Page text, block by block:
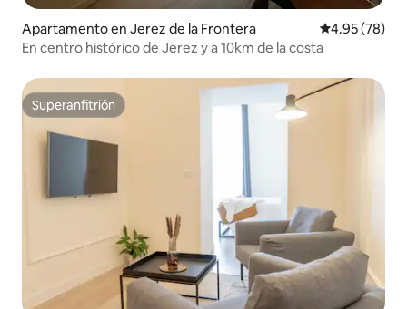
Apartamento en Jerez de la Frontera Calificación
4.95 (78)
En centro histórico de Jerez y a 10km de la costa
Superanfitrión
Superanfitrión